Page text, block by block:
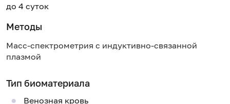
до 4 суток
Методы
Масс-спектрометрия с индуктивно-связанной
плазмой
Тип биоматериала
Венозная кровь